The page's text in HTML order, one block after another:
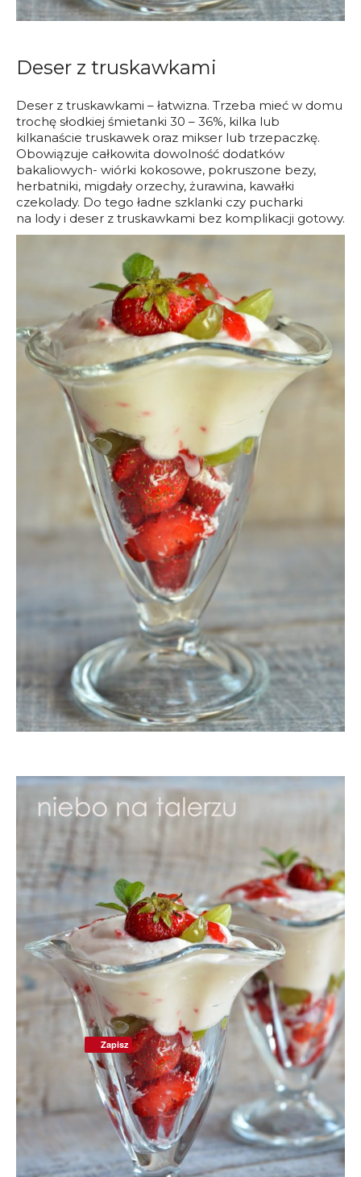
Deser z truskawkami
Deser z truskawkami – łatwizna. Trzeba mieć w domu
trochę słodkiej śmietanki 30 – 36%, kilka lub
kilkanaście truskawek oraz mikser lub trzepaczkę.
Obowiązuje całkowita dowolność dodatków
bakaliowych- wiórki kokosowe, pokruszone bezy,
herbatniki, migdały orzechy, żurawina, kawałki
czekolady. Do tego ładne szklanki czy pucharki
na lody i deser z truskawkami bez komplikacji gotowy.
Zapisz